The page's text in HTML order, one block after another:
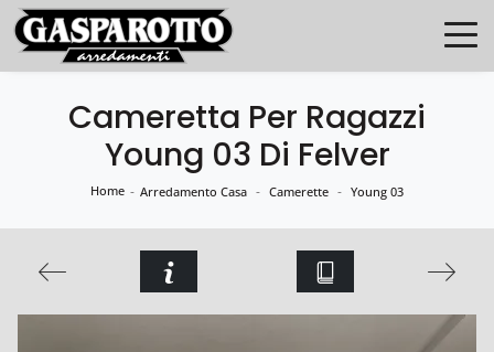
Cameretta Per Ragazzi
Young 03 Di Felver
Home - Arredamento Casa - Camerette - Young 03